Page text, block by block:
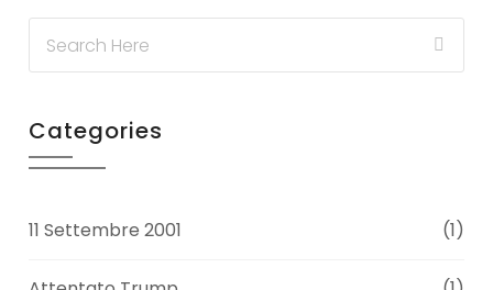
Categories
11 Settembre 2001 (1)